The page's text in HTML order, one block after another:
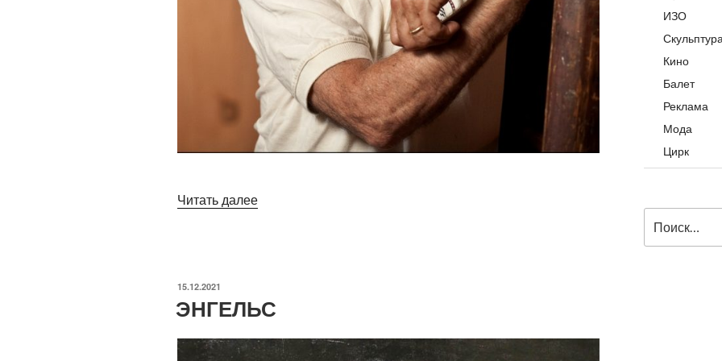
Читать далее«ДЖОЗЕФ
ОПУБЛИКОВАНО
15.12.2021
ЭНГЕЛЬС
ИЗО
Кино
Балет
Реклама
Мода
Цирк